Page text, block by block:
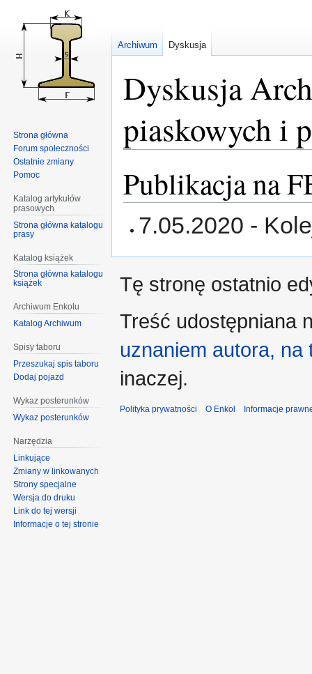
Dyskusja
piaskowych i
do
nawigacji
do
wyszukiwania
Publikacja na
7.05.2020 -
Archiwum Dyskusja
Strona główna
Forum społeczności
Ostatnie zmiany
Pomoc
Katalog artykułów
prasowych
Strona główna katalogu
prasy
Katalog książek
Strona główna katalogu
książek
Archiwum Enkolu
Katalog Archiwum
Spisy taboru
Przeszukaj spis taboru
Dodaj pojazd
Wykaz posterunków
Wykaz posterunków
Narzędzia
Linkujące
Zmiany w linkowanych
Strony specjalne
Wersja do druku
Link do tej wersji
Informacje o tej stronie
Tę stronę ostatnio
Treść udostępniana
uznaniem autora,
inaczej.
Polityka prywatności O Enkol Informacje